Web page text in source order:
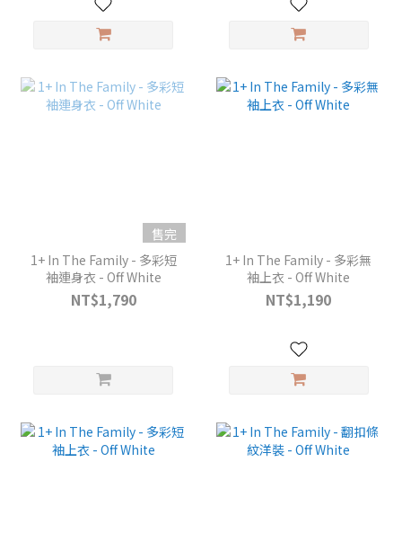
售完
1+ In The Family - 多彩短
袖連身衣 - Off White
NT$1,790
1+ In The Family - 多彩無
袖上衣 - Off White
NT$1,190